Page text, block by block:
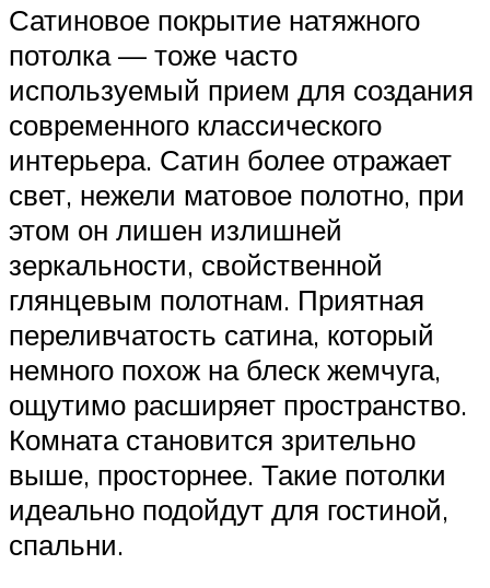
Сатиновое покрытие натяжного
потолка — тоже часто
используемый прием для создания
современного классического
интерьера. Сатин более отражает
свет, нежели матовое полотно, при
этом он лишен излишней
зеркальности, свойственной
глянцевым полотнам. Приятная
переливчатость сатина, который
немного похож на блеск жемчуга,
ощутимо расширяет пространство.
Комната становится зрительно
выше, просторнее. Такие потолки
идеально подойдут для гостиной,
спальни.